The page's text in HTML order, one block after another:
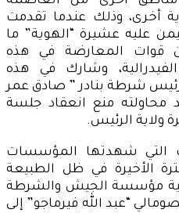
أخرى، وذلك عندما تقدمت
عليه عشيرة “الهوية” ما
قوات المعارضة في هذه
وشارك في هذه
شرطة بنادر ” صادق عمر
محاولته منع انعقاد جلسة
ولاية الرئيس.
التي شهدتها المؤسسات
الأخيرة في ظل الطبيعة
مؤسسة الجيش والشرطة
“عبد الله فيرماجو” إلى